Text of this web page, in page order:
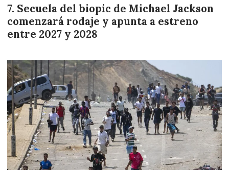
Secuela del biopic de Michael Jackson
comenzará rodaje y apunta a estreno
entre 2027 y 2028